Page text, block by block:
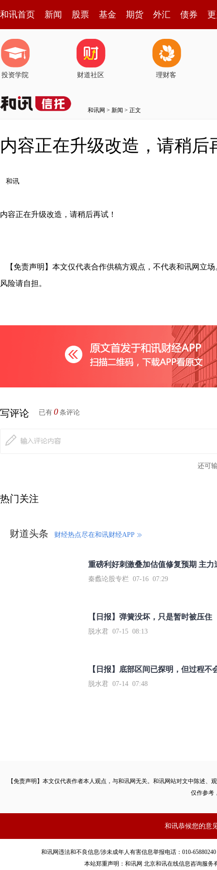
和讯首页 新闻 股票 基金 期货 外汇 债券
投资学院 财道社区 理财客
和讯网 > 新闻 > 正文
内容正在升级改造，请稍后
和讯
内容正在升级改造，请稍后再试！
【免责声明】本文仅代表合作供稿方观点，不代表和讯网立
风险请自担。
写评论 已有 0 条评论
还可
热门关注
财道头条 财经热点尽在和讯财经APP
秦蠡论股专栏 07-16 07:29
【日报】弹簧没坏，只是暂时被压住
脱水君 07-15 08:13
【日报】底部区间已探明，但过程不
脱水君 07-14 07:48
【免责声明】本文仅代表作者本人观点，与和讯网无关。和讯网站对文中陈述
仅作参考
和讯恭候您的意
和讯网违法和不良信息/涉未成年人有害信息举报电话：010-
本站郑重声明：和讯网 北京和讯在线信息咨询服